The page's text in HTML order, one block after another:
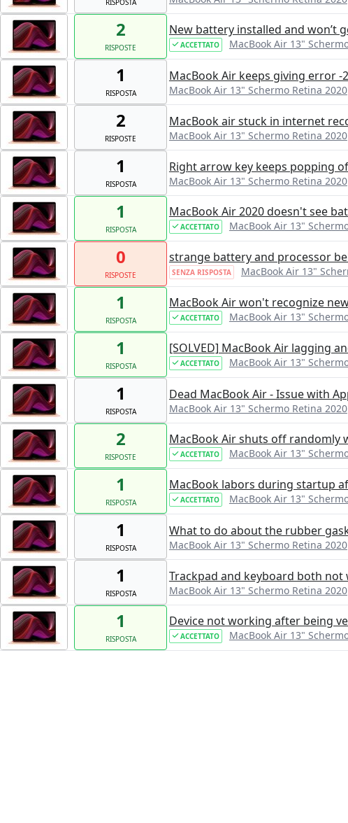
2
RISPOSTE
New battery installed and won’t
ACCETTATO MacBook Air 13"
1
RISPOSTA
MacBook Air keeps giving error
MacBook Air 13" Schermo Retina 2020
2
RISPOSTE
MacBook air stuck in internet
MacBook Air 13" Schermo Retina 2020
1
RISPOSTA
Right arrow key keeps popping
MacBook Air 13" Schermo Retina 2020
1
RISPOSTA
MacBook Air 2020 doesn't see
ACCETTATO MacBook Air 13"
0
RISPOSTE
strange battery and processor
SENZA RISPOSTA MacBook Air 13"
1
RISPOSTA
MacBook Air won't recognize
ACCETTATO MacBook Air 13"
1
RISPOSTA
[SOLVED] MacBook Air lagging
ACCETTATO MacBook Air 13"
1
RISPOSTA
Dead MacBook Air - Issue with
MacBook Air 13" Schermo Retina 2020
2
RISPOSTE
MacBook Air shuts off randomly
ACCETTATO MacBook Air 13"
1
RISPOSTA
MacBook labors during startup
ACCETTATO MacBook Air 13"
1
RISPOSTA
What to do about the rubber
MacBook Air 13" Schermo Retina 2020
1
RISPOSTA
Trackpad and keyboard both not
MacBook Air 13" Schermo Retina 2020
1
RISPOSTA
Device not working after being
ACCETTATO MacBook Air 13"